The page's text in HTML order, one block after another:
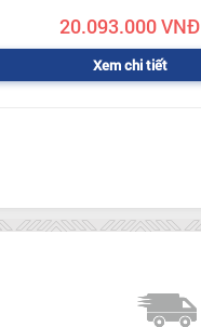
20.093.000 VNĐ
Xem chi tiết